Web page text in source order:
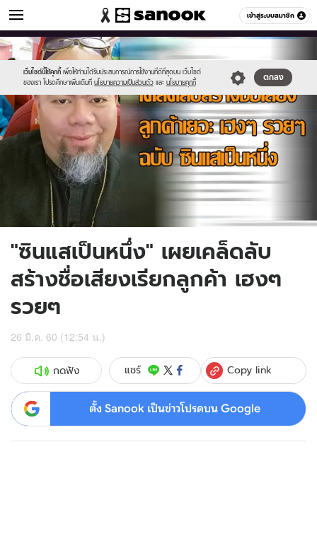
เข้าสู่ระบบสมาชิก
ดูดวง หมวดอื่นๆ
เว็บไซต์นี้ใช้คุกกี้ เพื่อให้ท่านได้รับประสบการณ์การใช้งานที่ดีที่สุดบน เว็บไซต์
ของเรา โปรดศึกษาเพิ่มเติมที่ นโยบายความเป็นส่วนตัว และ นโยบายคุกกี้
ตกลง
Sanook
//s.isanook.com/sr/0/images/logo-
new-
sanook.png
600
60
//s.isanook.com/ho/0/ud/22/114921/phh.jpg
"ซินแสเป็นหนึ่ง" เผยเคล็ดลับ
สร้างชื่อเสียงเรียกลูกค้า เฮงๆ
รวยๆ
26 มี.ค. 60 (12:54 น.)
กดฟัง แชร์ Copy link
ตั้ง Sanook เป็นข่าวโปรดบน Google